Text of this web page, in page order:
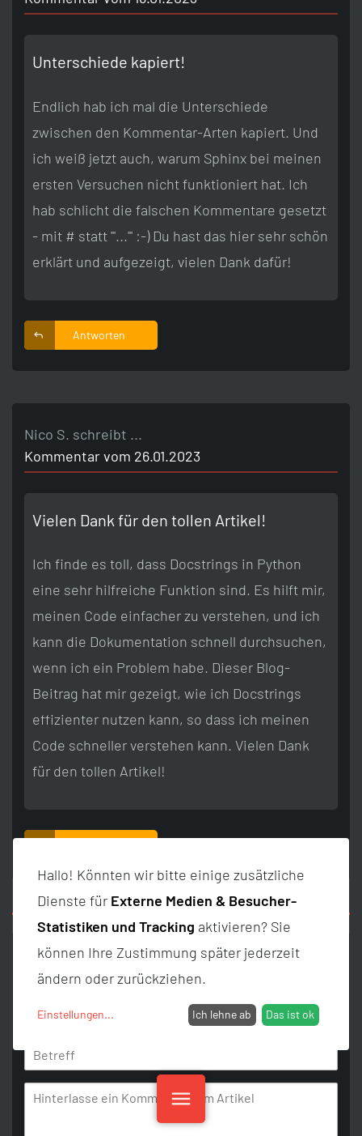
Unterschiede kapiert!
Endlich hab ich mal die Unterschiede
zwischen den Kommentar-Arten kapiert. Und
ich weiß jetzt auch, warum Sphinx bei meinen
ersten Versuchen nicht funktioniert hat. Ich
hab schlicht die falschen Kommentare gesetzt
- mit # statt '''...''' :-) Du hast das hier sehr schön
erklärt und aufgezeigt, vielen Dank dafür!
Antworten
Nico S. schreibt ...
Kommentar vom 26.01.2023
Vielen Dank für den tollen Artikel!
Ich finde es toll, dass Docstrings in Python
eine sehr hilfreiche Funktion sind. Es hilft mir,
meinen Code einfacher zu verstehen, und ich
kann die Dokumentation schnell durchsuchen,
wenn ich ein Problem habe. Dieser Blog-
Beitrag hat mir gezeigt, wie ich Docstrings
effizienter nutzen kann, so dass ich meinen
Code schneller verstehen kann. Vielen Dank
für den tollen Artikel!
Kommentar schreiben
Hallo! Könnten wir bitte einige zusätzliche
Dienste für Externe Medien & Besucher-
Statistiken und Tracking aktivieren? Sie
können Ihre Zustimmung später jederzeit
ändern oder zurückziehen.
Einstellungen... Ich lehne ab Das ist ok
menu